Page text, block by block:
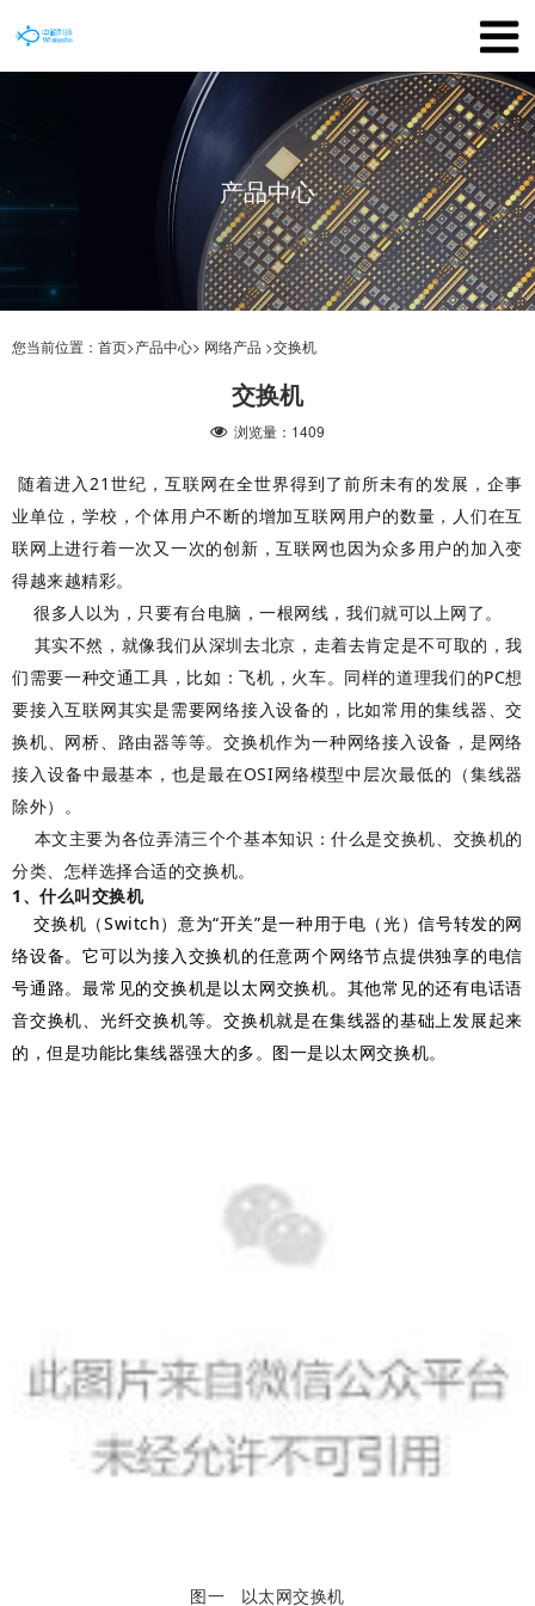
产品中心
您当前位置： 首页>产品中心> 网络产品 >交换机
交换机
浏览量：1409
随着进入21世纪，互联网在全世界得到了前所未有的发展，企事
业单位，学校，个体用户不断的增加互联网用户的数量，人们在互
联网上进行着一次又一次的创新，互联网也因为众多用户的加入变
得越来越精彩。
很多人以为，只要有台电脑，一根网线，我们就可以上网了。
其实不然，就像我们从深圳去北京，走着去肯定是不可取的，我
们需要一种交通工具，比如：飞机，火车。同样的道理我们的PC想
要接入互联网其实是需要网络接入设备的，比如常用的集线器、交
换机、网桥、路由器等等。交换机作为一种网络接入设备，是网络
接入设备中最基本，也是最在OSI网络模型中层次最低的（集线器
除外）。
本文主要为各位弄清三个个基本知识：什么是交换机、交换机的
分类、怎样选择合适的交换机。
1、什么叫交换机
交换机（Switch）意为“开关”是一种用于电（光）信号转发的网
络设备。它可以为接入交换机的任意两个网络节点提供独享的电信
号通路。最常见的交换机是以太网交换机。其他常见的还有电话语
音交换机、 光纤交换机等。交换机就是在集线器的基础上发展起来
的，但是功能比集线器强大的多。图一是以太网交换机。
图一 以太网交换机